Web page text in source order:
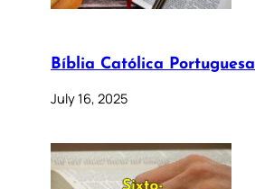
Bíblia Católica Portuguesa
July 16, 2025